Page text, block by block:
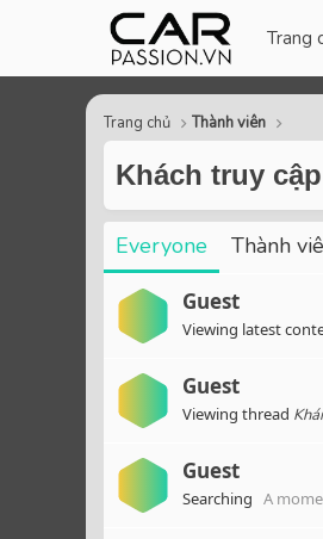
Trang
Trang chủ Thành viên
Khách truy
Everyone Thành
Guest
Viewing latest
Guest
Viewing thread
Guest
Searching A